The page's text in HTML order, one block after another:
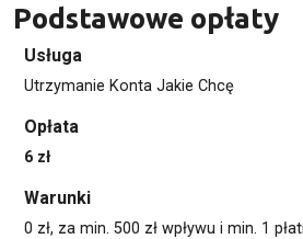
Podstawowe opłaty
Usługa
Utrzymanie Konta Jakie Chcę
Opłata
6 zł
Warunki
0 zł, za min. 500 zł wpływu i min. 1